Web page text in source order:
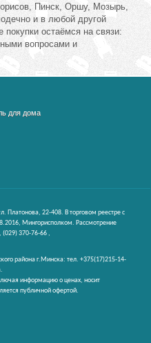
Пинск, Оршу, Мозырь,
и в любой другой
остаёмся на связи:
вопросами и
для дома
22-408. В торговом реестре с
Мингорисполком. Рассмотрение
(029)370-76-66 ,
района г.Минска: тел. +375(17)215-14-
информацию о ценах, носит
публичной офертой.